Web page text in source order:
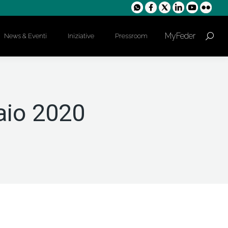
News & Eventi Iniziative Pressroom MyFeder Cerca:
2020